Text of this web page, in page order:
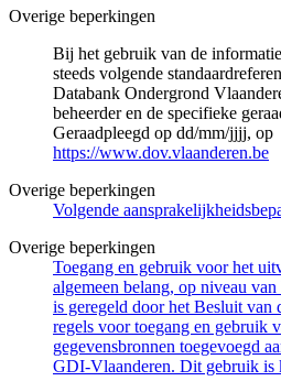
Overige beperkingen
Bij het gebruik van de
steeds volgende
Databank Ondergrond
beheerder en de specifieke
Geraadpleegd op dd/mm/jjjj, op
https://www.dov.vlaanderen.be
Overige beperkingen
Volgende
Overige beperkingen
Toegang en gebruik voor het
algemeen belang, op niveau
is geregeld door het Besluit van
regels voor toegang en gebruik
gegevensbronnen toegevoegd
GDI-Vlaanderen. Dit gebruik is